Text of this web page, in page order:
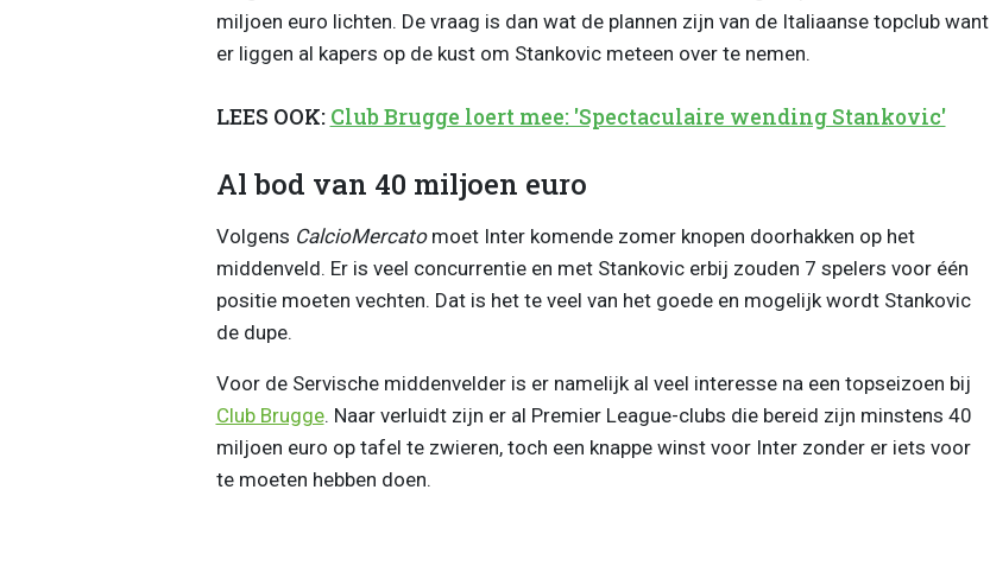
miljoen euro lichten. De vraag is dan wat de plannen zijn van de Italiaanse topclub want
er liggen al kapers op de kust om Stankovic meteen over te nemen.
LEES OOK: Club Brugge loert mee: 'Spectaculaire wending Stankovic'
Al bod van 40 miljoen euro
Volgens CalcioMercatomoet Inter komende zomer knopen doorhakken op het
middenveld. Er is veel concurrentie en met Stankovic erbij zouden 7 spelers voor één
positie moeten vechten. Dat is het te veel van het goede en mogelijk wordt Stankovic
de dupe.
Voor de Servische middenvelder is er namelijk al veel interesse na een topseizoen bij
Club Brugge. Naar verluidt zijn er al Premier League-clubs die bereid zijn minstens 40
miljoen euro op tafel te zwieren, toch een knappe winst voor Inter zonder er iets voor
te moeten hebben doen.